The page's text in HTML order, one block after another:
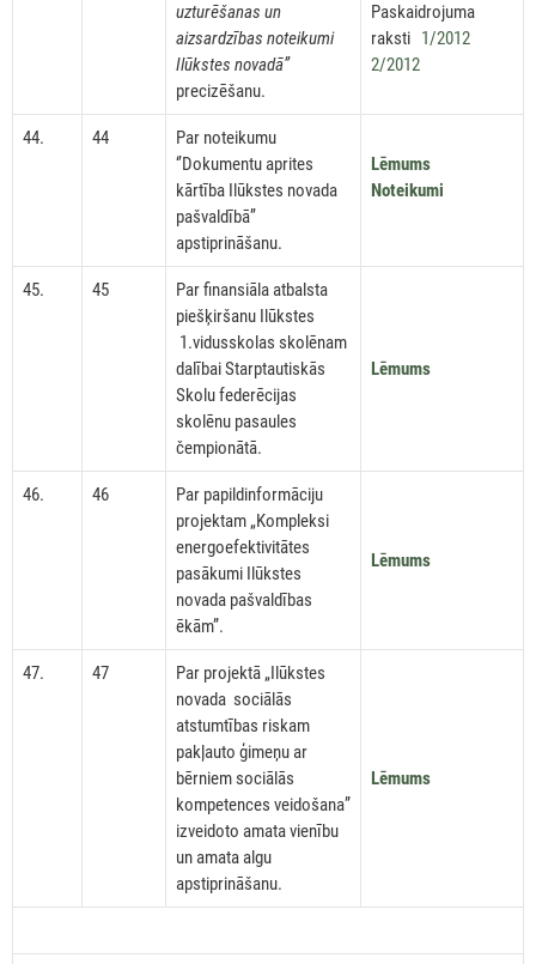
uzturēšanas un
aizsardzības noteikumi
Ilūkstes novadā”
precizēšanu.
Paskaidrojuma
raksti 1/2012
2/2012
44. 44
Par noteikumu
‘’Dokumentu aprites
kārtība Ilūkstes novada
pašvaldībā’’
apstiprināšanu.
Lēmums
Noteikumi
45. 45
Par finansiāla atbalsta
piešķiršanu Ilūkstes
1.vidusskolas skolēnam
dalībai Starptautiskās
Skolu federēcijas
skolēnu pasaules
čempionātā.
Lēmums
46. 46
Par papildinformāciju
projektam „Kompleksi
energoefektivitātes
pasākumi Ilūkstes
novada pašvaldības
ēkām”.
Lēmums
47. 47
Par projektā „Ilūkstes
novada sociālās
atstumtības riskam
pakļauto ģimeņu ar
bērniem sociālās
kompetences veidošana”
izveidoto amata vienību
un amata algu
apstiprināšanu.
Lēmums